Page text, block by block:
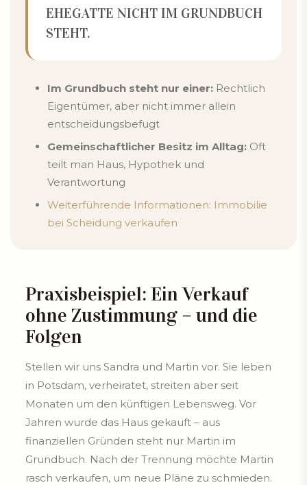
EHEGATTE NICHT IM GRUNDBUCH
STEHT.
Im Grundbuch steht nur einer: Rechtlich
Eigentümer, aber nicht immer allein
entscheidungsbefugt
Gemeinschaftlicher Besitz im Alltag: Oft
teilt man Haus, Hypothek und
Verantwortung
Weiterführende Informationen: Immobilie
bei Scheidung verkaufen
Praxisbeispiel: Ein Verkauf
ohne Zustimmung – und die
Folgen
Stellen wir uns Sandra und Martin vor. Sie leben
in Potsdam, verheiratet, streiten aber seit
Monaten um den künftigen Lebensweg. Vor
Jahren wurde das Haus gekauft – aus
finanziellen Gründen steht nur Martin im
Grundbuch. Nach der Trennung möchte Martin
rasch verkaufen, um neue Pläne zu schmieden.